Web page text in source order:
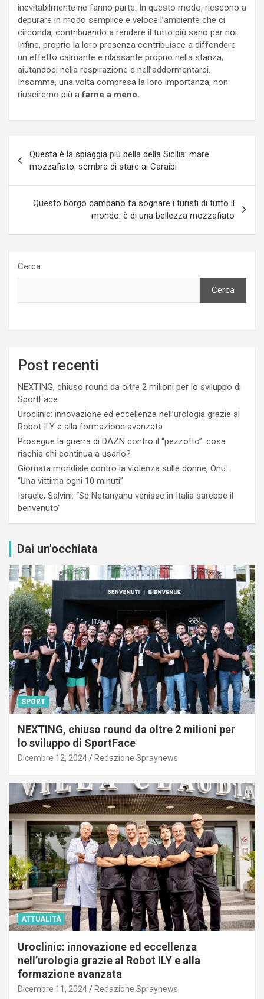
inevitabilmente ne fanno parte. In questo modo, riescono a
depurare in modo semplice e veloce l’ambiente che ci
circonda, contribuendo a rendere il tutto più sano per noi.
Infine, proprio la loro presenza contribuisce a diffondere
un effetto calmante e rilassante proprio nella stanza,
aiutandoci nella respirazione e nell’addormentarci.
Insomma, una volta compresa la loro importanza, non
riusciremo più afarne a meno.
articoli
Questa è la spiaggia più bella della Sicilia: mare
mozzafiato, sembra di stare ai Caraibi
Questo borgo campano fa sognare i turisti di tutto il
mondo: è di una bellezza mozzafiato
Cerca
Cerca
Post recenti
NEXTING, chiuso round da oltre 2 milioni per lo sviluppo di
SportFace
Uroclinic: innovazione ed eccellenza nell’urologia grazie al
Robot ILY e alla formazione avanzata
Prosegue la guerra di DAZN contro il “pezzotto”: cosa
rischia chi continua a usarlo?
Giornata mondiale contro la violenza sulle donne, Onu:
“Una vittima ogni 10 minuti”
Israele, Salvini: “Se Netanyahu venisse in Italia sarebbe il
benvenuto”
Dai un'occhiata
SPORT
NEXTING, chiuso round da oltre 2 milioni per
lo sviluppo di SportFace
Dicembre 12, 2024 Redazione Spraynews
ATTUALITÀ
Uroclinic: innovazione ed eccellenza
nell’urologia grazie al Robot ILY e alla
formazione avanzata
Dicembre 11, 2024 Redazione Spraynews